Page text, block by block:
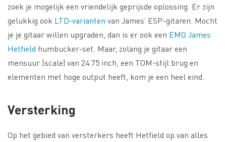
zoek je mogelijk een vriendelijk geprijsde oplossing. Er zijn
gelukkig ook LTD-varianten van James’ ESP-gitaren. Mocht
je je gitaar willen upgraden, dan is er ook een EMG James
Hetfield humbucker-set. Maar, zolang je gitaar een
mensuur (scale) van 24.75 inch, een TOM-stijl brug en
elementen met hoge output heeft, kom je een heel eind.
Versterking
Op het gebied van versterkers heeft Hetfield op van alles